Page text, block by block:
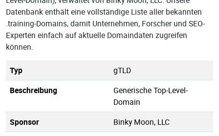
Datenbank enthält eine vollständige Liste aller bekannten
.training-Domains, damit Unternehmen, Forscher und SEO-
Experten einfach auf aktuelle Domaindaten zugreifen
können.
Typ
gTLD
Beschreibung
Generische Top-Level-
Domain
Sponsor
Binky Moon, LLC